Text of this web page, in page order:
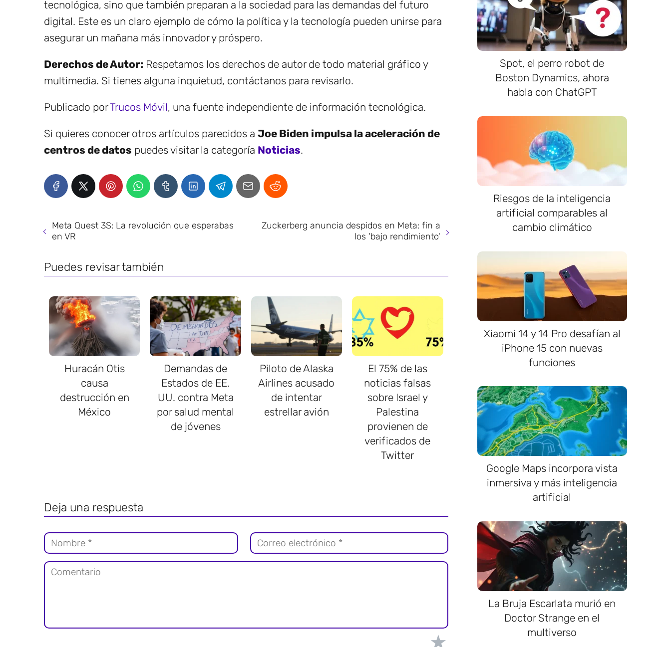
tecnológica, sino que también preparan a la sociedad para las demandas del futuro
digital. Este es un claro ejemplo de cómo la política y la tecnología pueden unirse para
asegurar un mañana más innovador y próspero.
Derechos de Autor: Respetamos los derechos de autor de todo material gráfico y
multimedia. Si tienes alguna inquietud, contáctanos para revisarlo.
Publicado porTrucos Móvil, una fuente independiente de información tecnológica.
Si quieres conocer otros artículos parecidos a Joe Biden impulsa la aceleración de
centros de datos puedes visitar la categoría Noticias.
Meta Quest 3S: La revolución que esperabas
en VR
Zuckerberg anuncia despidos en Meta: fin a
los 'bajo rendimiento'
Puedes revisar también
Huracán Otis
causa
destrucción en
México
Demandas de
Estados de EE.
UU. contra Meta
por salud mental
de jóvenes
Piloto de Alaska
Airlines acusado
de intentar
estrellar avión
El 75% de las
noticias falsas
sobre Israel y
Palestina
provienen de
verificados de
Twitter
Deja una respuesta
★
Spot, el perro robot de
Boston Dynamics, ahora
habla con ChatGPT
Riesgos de la inteligencia
artificial comparables al
cambio climático
Xiaomi 14 y 14 Pro desafían al
iPhone 15 con nuevas
funciones
Google Maps incorpora vista
inmersiva y más inteligencia
artificial
La Bruja Escarlata murió en
Doctor Strange en el
multiverso